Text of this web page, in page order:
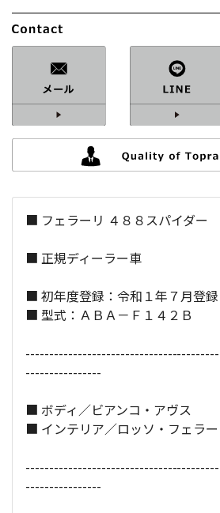
車検：2年付
修復歴：
中古車
総排気量：3,900
■ フェラーリ ４８８スパイダー
■ 正規ディーラー車
■ 初年度登録：令和１年７月登録
■ 型式：ＡＢＡ－Ｆ１４２Ｂ
----------------
■ ボディ／ビアンコ・アヴス
■ インテリア／ロッソ・フェラー
----------------